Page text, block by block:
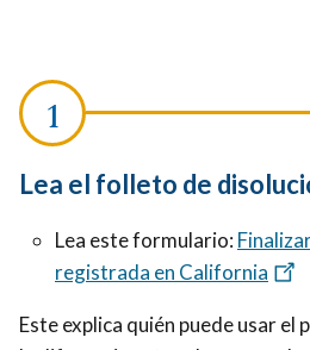
Lea el folleto de
Lea este formulario:
registrada en California
Este explica quién puede usar el